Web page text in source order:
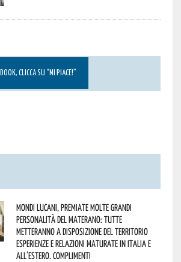
CLICCA SU “MI PIACE!”
Mondi lucani, premiate molte grandi
personalità del materano: tutte
metteranno a disposizione del territorio
esperienze e relazioni maturate in Italia e
all’estero. Complimenti